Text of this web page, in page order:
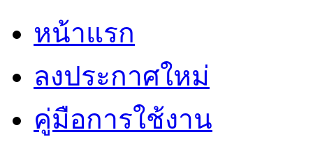
หน้าแรก
ลงประกาศใหม่
คู่มือการใช้งาน